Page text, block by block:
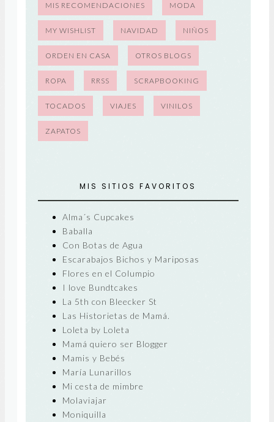
MIS RECOMENDACIONES MODA
MY WISHLIST NAVIDAD NIÑOS
ORDEN EN CASA OTROS BLOGS
ROPA RRSS SCRAPBOOKING
TOCADOS VIAJES VINILOS
ZAPATOS
MIS SITIOS FAVORITOS
Alma´s Cupcakes
Baballa
Con Botas de Agua
Escarabajos Bichos y Mariposas
Flores en el Columpio
I love Bundtcakes
La 5th con Bleecker St
Las Historietas de Mamá.
Loleta by Loleta
Mamá quiero ser Blogger
Mamis y Bebés
María Lunarillos
Mi cesta de mimbre
Molaviajar
Moniquilla